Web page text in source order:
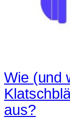
Wie (und
aus?